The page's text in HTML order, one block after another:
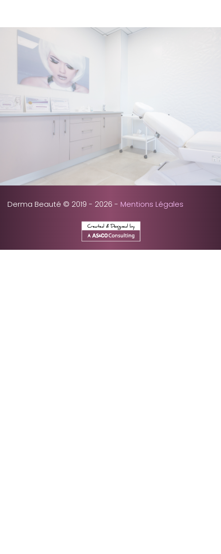
Derma Beauté © 2019 - 2026 - Mentions Légales